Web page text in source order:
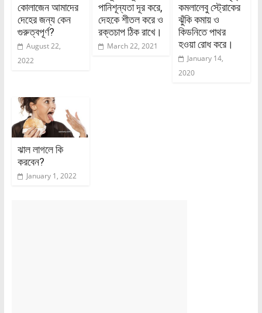
কোলাজেন আমাদের
দেহের জন্য কেন
গুরুত্বপূর্ণ?
August 22,
2022
পানিশূন্যতা দূর করে,
দেহকে শীতল করে ও
রক্তচাপ ঠিক রাখে।
March 22, 2021
কমলালেবু স্ট্রোকের
ঝুঁকি কমায় ও
কিডনিতে পাথর
হওয়া রোধ করে।
January 14,
2020
ঝাল লাগলে কি
করবেন?
January 1, 2022